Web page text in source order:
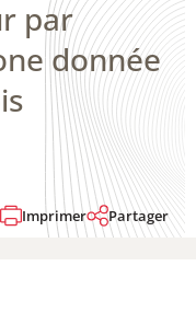
par
donnée
Imprimer Partager